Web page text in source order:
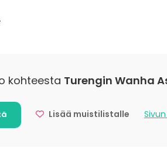
kohteesta Turengin Wanha
Lisää muistilistalle